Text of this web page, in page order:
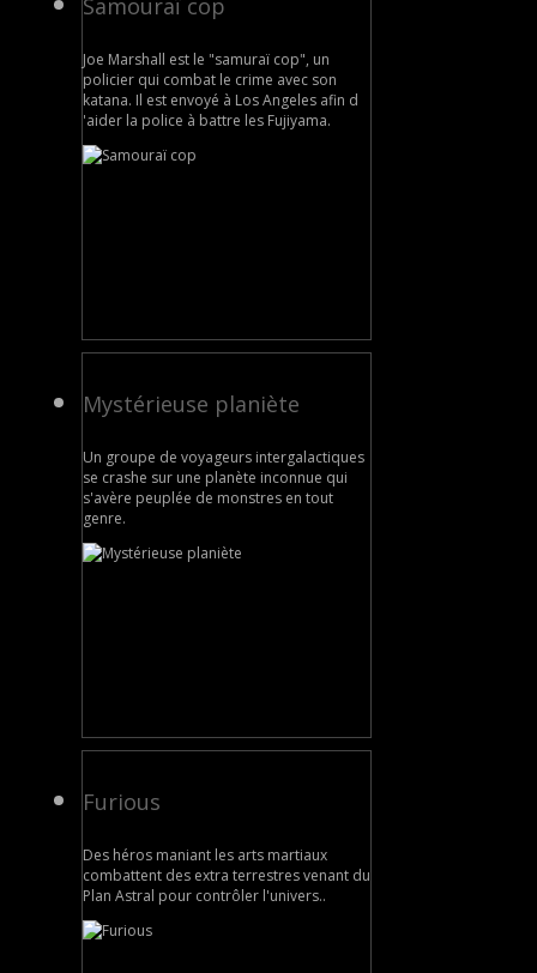
Samouraï cop
Joe Marshall est le "samuraï cop", un
policier qui combat le crime avec son
katana. Il est envoyé à Los Angeles afin d
'aider la police à battre les Fujiyama.
Mystérieuse planiète
Un groupe de voyageurs intergalactiques
se crashe sur une planète inconnue qui
s'avère peuplée de monstres en tout
genre.
Furious
Des héros maniant les arts martiaux
combattent des extra terrestres venant du
Plan Astral pour contrôler l'univers..